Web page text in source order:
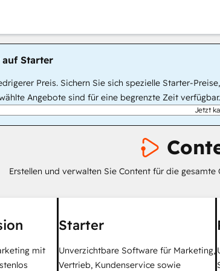
auf Starter
Preis. Sichern Sie sich spezielle Starter-
Angebote sind für eine begrenzte Zeit verfügbar.
Jetzt
Erstellen und verwalten Sie Content für die gesamte
mit
Starter
Unverzichtbare Software für Marketing,
Vertrieb, Kundenservice sowie